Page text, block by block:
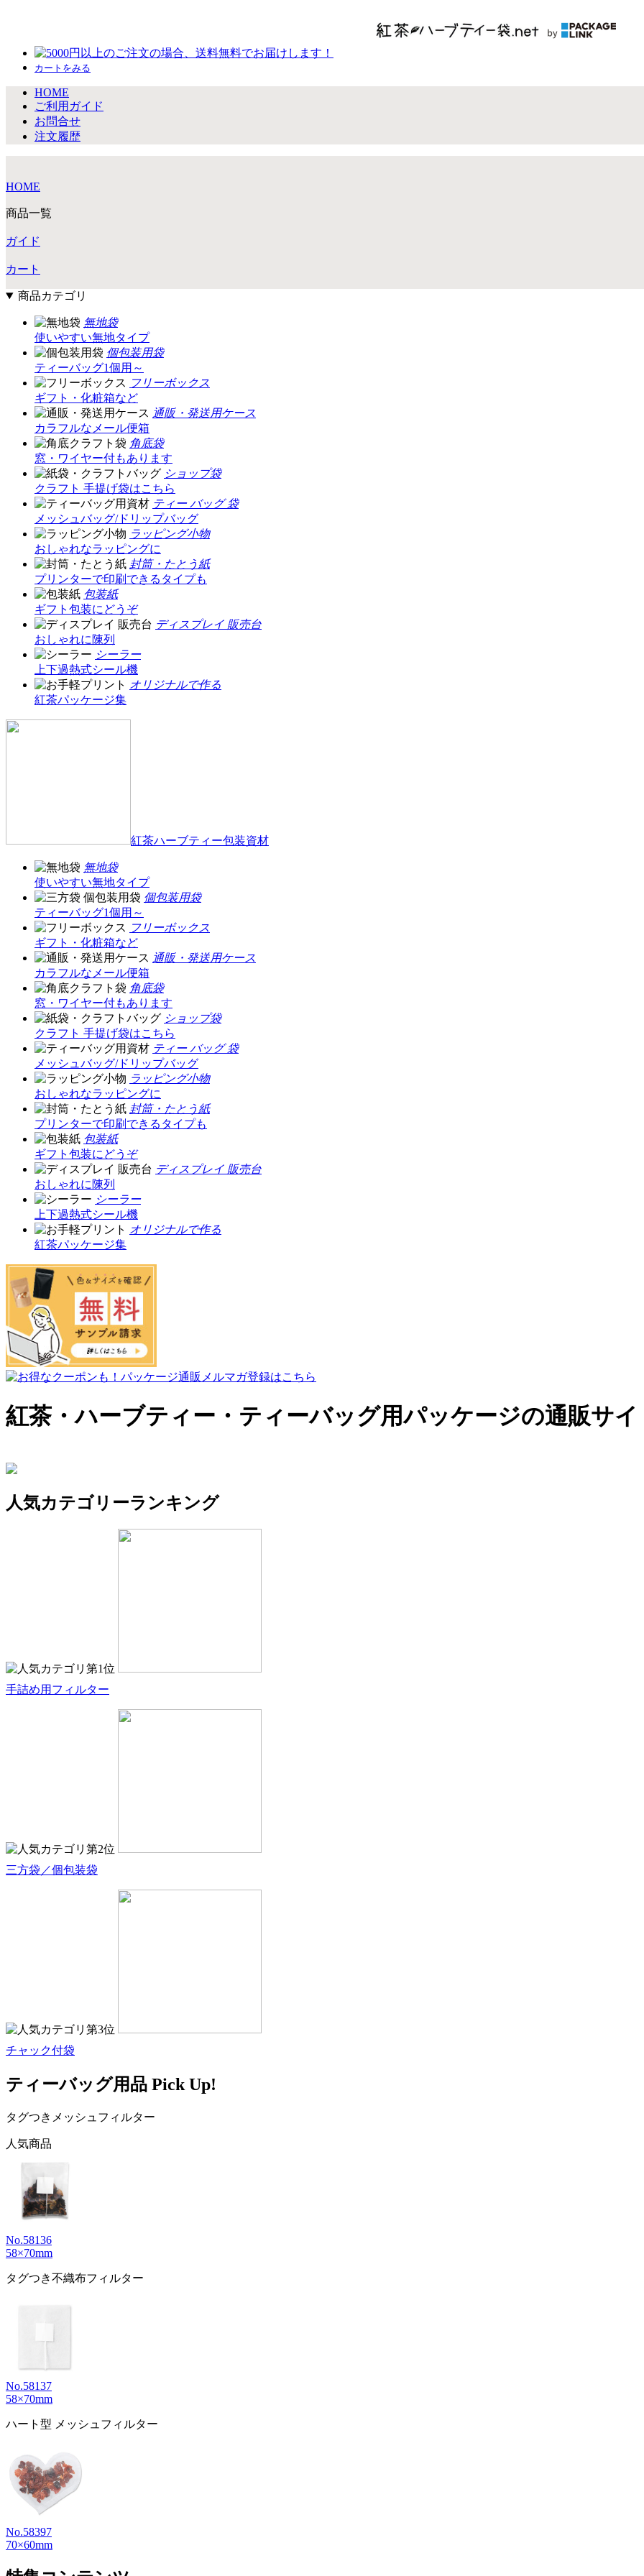
カートをみる
HOME
ご利用ガイド
お問合せ
注文履歴
HOME
商品一覧
ガイド
カート
商品カテゴリ
無地袋
使いやすい無地タイプ
個包装用袋
ティーバッグ1個用～
フリーボックス
ギフト・化粧箱など
通販・発送用ケース
カラフルなメール便箱
角底袋
窓・ワイヤー付もあります
ショップ袋
クラフト 手提げ袋はこちら
ティー バッグ 袋
メッシュバッグ/ドリップバッグ
ラッピング小物
おしゃれなラッピングに
封筒・たとう紙
プリンターで印刷できるタイプも
包装紙
ギフト包装にどうぞ
ディスプレイ 販売台
おしゃれに陳列
シーラー
上下過熱式シール機
オリジナルで作る
紅茶パッケージ集
紅茶ハーブティー包装資材
無地袋
使いやすい無地タイプ
個包装用袋
ティーバッグ1個用～
フリーボックス
ギフト・化粧箱など
通販・発送用ケース
カラフルなメール便箱
角底袋
窓・ワイヤー付もあります
ショップ袋
クラフト 手提げ袋はこちら
ティー バッグ 袋
メッシュバッグ/ドリップバッグ
ラッピング小物
おしゃれなラッピングに
封筒・たとう紙
プリンターで印刷できるタイプも
包装紙
ギフト包装にどうぞ
ディスプレイ 販売台
おしゃれに陳列
シーラー
上下過熱式シール機
オリジナルで作る
紅茶パッケージ集
紅茶・ハーブティー・ティーバッグ用パッケージの通販サイ
人気カテゴリーランキング
手詰め用フィルター
三方袋／個包装袋
チャック付袋
ティーバッグ用品 Pick Up!
タグつきメッシュフィルター
人気商品
No.58136
58×70mm
タグつき不織布フィルター
No.58137
58×70mm
ハート型 メッシュフィルター
No.58397
70×60mm